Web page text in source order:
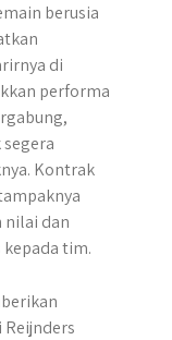
berusia
di
performa
Kontrak
nilai dan
tim.